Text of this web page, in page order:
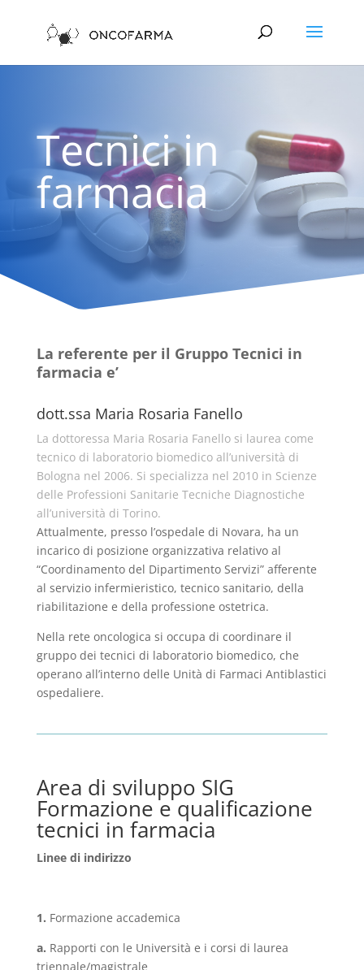
Tecnici in
farmacia
La referente per il Gruppo Tecnici in
farmacia e’
dott.ssa Maria Rosaria Fanello
La dottoressa Maria Rosaria Fanello si laurea come
tecnico di laboratorio biomedico all’università di
Bologna nel 2006. Si specializza nel 2010 in Scienze
delle Professioni Sanitarie Tecniche Diagnostiche
all’università di Torino.
Attualmente, presso l’ospedale di Novara, ha un
incarico di posizione organizzativa relativo al
“Coordinamento del Dipartimento Servizi” afferente
al servizio infermieristico, tecnico sanitario, della
riabilitazione e della professione ostetrica.
Nella rete oncologica si occupa di coordinare il
gruppo dei tecnici di laboratorio biomedico, che
operano all’interno delle Unità di Farmaci Antiblastici
ospedaliere.
Area di sviluppo SIG
Formazione e qualificazione
tecnici in farmacia
Linee di indirizzo
1. Formazione accademica
a. Rapporti con le Università e i corsi di laurea
triennale/magistrale